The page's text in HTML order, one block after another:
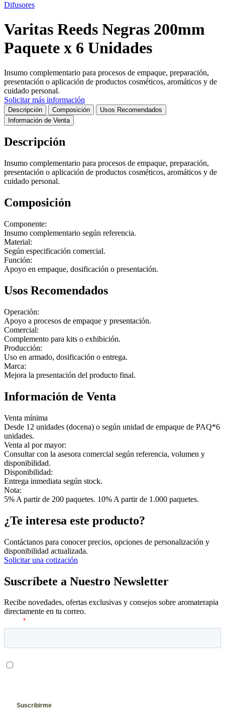
Difusores
Varitas Reeds Negras 200mm
Paquete x 6 Unidades
Insumo complementario para procesos de empaque, preparación,
presentación o aplicación de productos cosméticos, aromáticos y de
cuidado personal.
Solicitar más información
Descripción Composición
Usos Recomendados
Información de Venta
Descripción
Insumo complementario para procesos de empaque, preparación,
presentación o aplicación de productos cosméticos, aromáticos y de
cuidado personal.
Composición
Componente:
Insumo complementario según referencia.
Material:
Según especificación comercial.
Función:
Apoyo en empaque, dosificación o presentación.
Usos Recomendados
Operación:
Apoyo a procesos de empaque y presentación.
Comercial:
Complemento para kits o exhibición.
Producción:
Uso en armado, dosificación o entrega.
Marca:
Mejora la presentación del producto final.
Información de Venta
Venta mínima
Desde 12 unidades (docena) o según unidad de empaque de PAQ*6
unidades.
Venta al por mayor:
Consultar con la asesora comercial según referencia, volumen y
disponibilidad.
Disponibilidad:
Entrega inmediata según stock.
Nota:
5% A partir de 200 paquetes. 10% A partir de 1.000 paquetes.
¿Te interesa este producto?
Contáctanos para conocer precios, opciones de personalización y
disponibilidad actualizada.
Solicitar una cotización
Suscríbete a Nuestro Newsletter
Recibe novedades, ofertas exclusivas y consejos sobre aromaterapia
directamente en tu correo.